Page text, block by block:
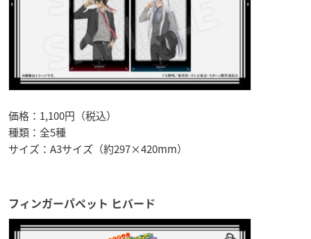
価格：1,100円（税込）
種類：全5種
サイズ：A3サイズ（約297×420mm）
フィンガーパペット ヒバード